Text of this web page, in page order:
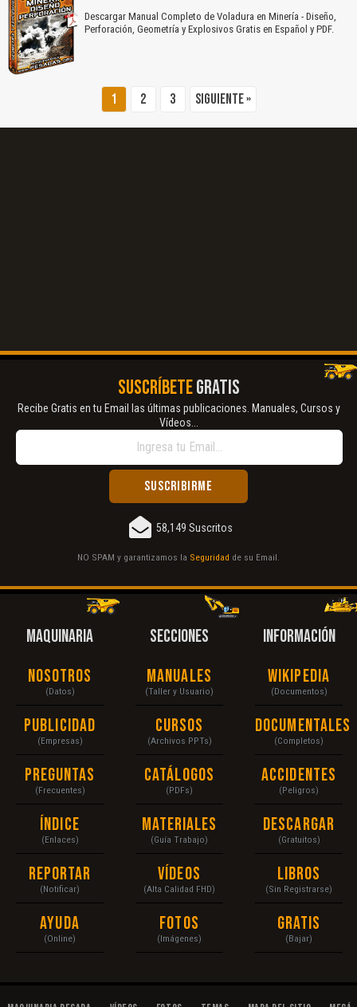
Descargar Manual Completo de Voladura en Minería - Diseño,
Perforación, Geometría y Explosivos Gratis en Español y PDF.
1 2 3 Siguiente »
SUSCRÍBETEGRATIS
Recibe Gratis en tu Email las últimas publicaciones. Manuales, Cursos y
Vídeos...
58,149 Suscritos
NO SPAM y garantizamos la Seguridad de su Email.
MAQUINARIA
Nosotros
(Datos)
Publicidad
(Empresas)
Preguntas
(Frecuentes)
Índice
(Enlaces)
Reportar
(Notificar)
Ayuda
(Online)
SECCIONES
Manuales
(Taller y Usuario)
Cursos
(Archivos PPTs)
Catálogos
(PDFs)
Materiales
(Guía Trabajo)
Vídeos
(Alta Calidad FHD)
Fotos
(Imágenes)
INFORMACIÓN
Wikipedia
(Documentos)
Documentales
(Completos)
Accidentes
(Peligros)
Descargar
(Gratuitos)
Libros
(Sin Registrarse)
Gratis
(Bajar)
No carga o no se visualiza el contenido.